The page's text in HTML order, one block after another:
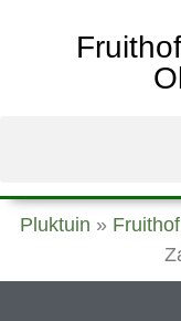
Pluktuin »